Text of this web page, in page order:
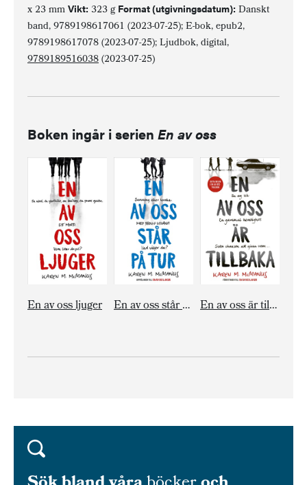
x 23 mm Vikt: 323 g Format (utgivningsdatum): Danskt
band, 9789198617061 (2023-07-25); E-bok, epub2,
9789198617078 (2023-07-25); Ljudbok, digital,
9789189516038(2023-07-25)
Boken ingår i serien En av oss
En av oss ljuger En av oss står på tur En av oss är tillbaka